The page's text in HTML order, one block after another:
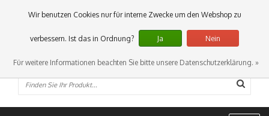
0 Artikel
Wir benutzen Cookies nur für interne Zwecke um den Webshop zu
verbessern. Ist das in Ordnung? Ja Nein
Für weitere Informationen beachten Sie bitte unsere Datenschutzerklärung. »